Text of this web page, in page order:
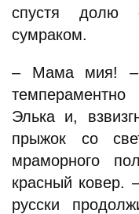
спустя долю
сумраком.
– Мама мия! –
Элька и,
прыжок со
мраморного
красный ковер.
русски